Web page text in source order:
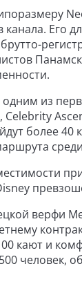
Его
из
Celebrity
более 40
верфи
кают и
человек,